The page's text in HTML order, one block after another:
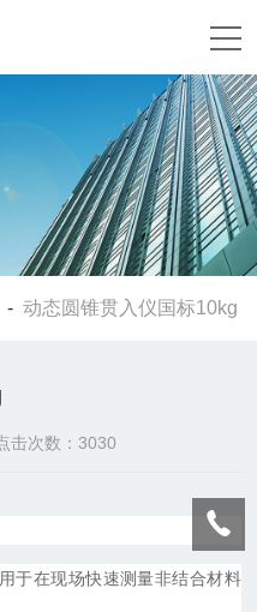
-动态圆锥贯入仪国标10kg
击次数：3030
于在现场快速测量非结合材料